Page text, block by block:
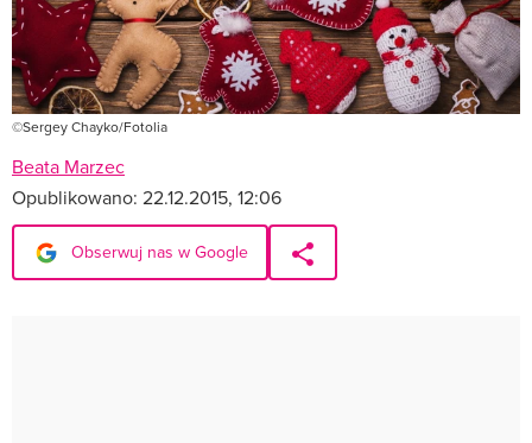
©Sergey Chayko/Fotolia
Beata Marzec
Opublikowano: 22.12.2015, 12:06
Obserwuj nas w Google